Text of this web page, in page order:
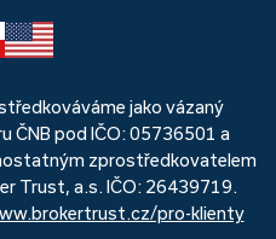
jako vázaný
ČNB pod IČO: 05736501 a
zprostředkovatelem
Trust, a.s. IČO: 26439719.
pro-klienty